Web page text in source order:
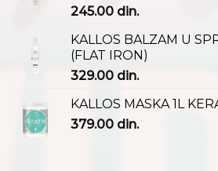
245.00 din.
KALLOS BALZAM U
(FLAT IRON)
329.00 din.
KALLOS MASKA 1L
379.00 din.